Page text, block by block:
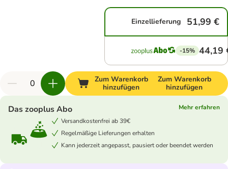
Einzellieferung 51,99 €
-15% 44,19
Zum Warenkorb
hinzufügen
Zum Warenkorb
hinzufügen
Das zooplus Abo
Mehr erfahren
Versandkostenfrei ab 39€
Regelmäßige Lieferungen erhalten
Kann jederzeit angepasst, pausiert oder beendet werden